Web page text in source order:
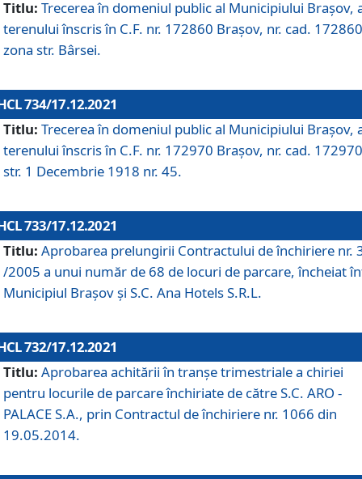
Titlu: Trecerea în domeniul public al Municipiului Braşov,
terenului înscris în C.F. nr. 172860 Brașov, nr. cad.
zona str. Bârsei.
734/17.12.2021
Titlu: Trecerea în domeniul public al Municipiului Braşov,
terenului înscris în C.F. nr. 172970 Brașov, nr. cad.
str. 1 Decembrie 1918 nr. 45.
733/17.12.2021
Titlu: Aprobarea prelungirii Contractului de închiriere nr.
/2005 a unui număr de 68 de locuri de parcare, încheiat
Municipiul Braşov şi S.C. Ana Hotels S.R.L.
732/17.12.2021
Titlu: Aprobarea achitării în tranșe trimestriale a chiriei
pentru locurile de parcare închiriate de către S.C. ARO -
PALACE S.A., prin Contractul de închiriere nr. 1066 din
19.05.2014.